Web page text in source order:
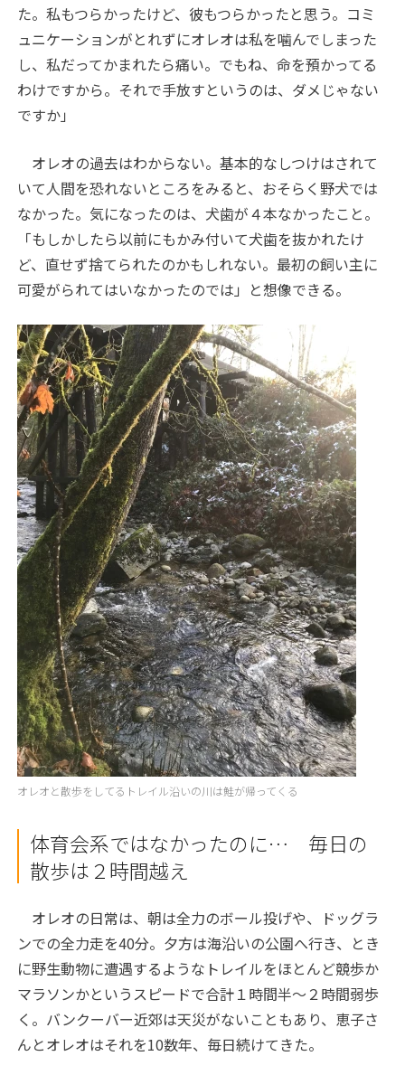
た。私もつらかったけど、彼もつらかったと思う。コミ
ュニケーションがとれずにオレオは私を噛んでしまった
し、私だってかまれたら痛い。でもね、命を預かってる
わけですから。それで手放すというのは、ダメじゃない
ですか」
オレオの過去はわからない。基本的なしつけはされて
いて人間を恐れないところをみると、おそらく野犬では
なかった。気になったのは、犬歯が４本なかったこと。
「もしかしたら以前にもかみ付いて犬歯を抜かれたけ
ど、直せず捨てられたのかもしれない。最初の飼い主に
可愛がられてはいなかったのでは」と想像できる。
オレオと散歩をしてるトレイル沿いの川は鮭が帰ってくる
体育会系ではなかったのに… 毎日の
散歩は２時間越え
オレオの日常は、朝は全力のボール投げや、ドッグラ
ンでの全力走を40分。夕方は海沿いの公園へ行き、とき
に野生動物に遭遇するようなトレイルをほとんど競歩か
マラソンかというスピードで合計１時間半～２時間弱歩
く。バンクーバー近郊は天災がないこともあり、恵子さ
んとオレオはそれを10数年、毎日続けてきた。